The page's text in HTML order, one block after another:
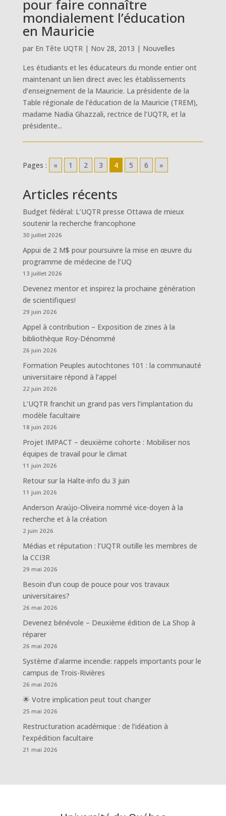
pour faire connaître
mondialement l’éducation
en Mauricie
par En Tête UQTR| Nov 28, 2013 | Nouvelles
Les étudiants et les éducateurs du monde entier ont
maintenant un lien direct avec les établissements
d’enseignement de la Mauricie. La présidente de la
Table régionale de l’éducation de la Mauricie (TREM),
madame Nadia Ghazzali, rectrice de l’UQTR, et la
présidente...
Pages : « 1 2 3 4 5 6 »
Articles récents
Budget fédéral: L’UQTR presse Ottawa de mieux
soutenir la recherche francophone
30 juillet 2026
Appui de 2 M$ pour poursuivre la mise en œuvre du
programme de médecine de l’UQ
13 juillet 2026
Devenez mentor et inspirez la prochaine génération
de scientifiques!
29 juin 2026
Appel à contribution – Exposition de zines à la
bibliothèque Roy-Dénommé
26 juin 2026
Formation Peuples autochtones 101 : la communauté
universitaire répond à l’appel
22 juin 2026
L’UQTR franchit un grand pas vers l’implantation du
modèle facultaire
18 juin 2026
Projet IMPACT – deuxième cohorte : Mobiliser nos
équipes de travail pour le climat
11 juin 2026
Retour sur la Halte-info du 3 juin
11 juin 2026
Anderson Araújo-Oliveira nommé vice-doyen à la
recherche et à la création
2 juin 2026
Médias et réputation : l’UQTR outille les membres de
la CCI3R
29 mai 2026
Besoin d’un coup de pouce pour vos travaux
universitaires?
26 mai 2026
Devenez bénévole – Deuxième édition de La Shop à
réparer
26 mai 2026
Système d’alarme incendie: rappels importants pour le
campus de Trois-Rivières
26 mai 2026
🌟 Votre implication peut tout changer
25 mai 2026
Restructuration académique : de l’idéation à
l’expédition facultaire
21 mai 2026